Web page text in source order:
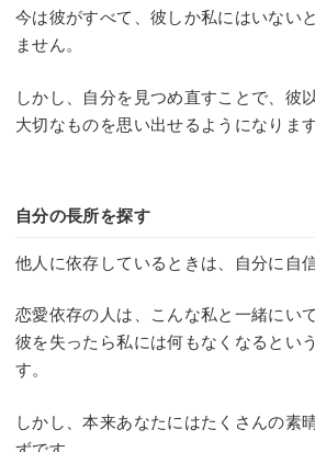
今は彼がすべて、彼しか私にはいない
ません。
しかし、自分を見つめ直すことで、彼
大切なものを思い出せるようになります
自分の長所を探す
他人に依存しているときは、自分に自
恋愛依存の人は、こんな私と一緒にい
彼を失ったら私には何もなくなるとい
す。
しかし、本来あなたにはたくさんの素